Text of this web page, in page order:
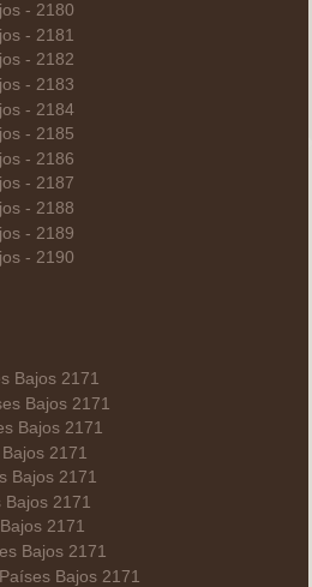
- 2180
- 2181
- 2182
- 2183
- 2184
- 2185
- 2186
- 2187
- 2188
- 2189
- 2190
Bajos 2171
Bajos 2171
Bajos 2171
2171
Bajos 2171
2171
2171
Bajos 2171
Bajos 2171